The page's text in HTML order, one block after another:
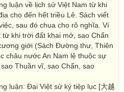
luận về lịch sử Việt Nam từ khi
cho đến hết triều Lê. Sách viết
sau đó chua cho rõ nghĩa. Ví
từ khi trời đất khai mở, sao Chẩn
giới (Sách Đường thư, Thiên
châu nước An Nam lệ thuộc sự
Thuần vĩ, sao Chẩn, sao
luận: Đại Việt sử ký tiệp lục [大越